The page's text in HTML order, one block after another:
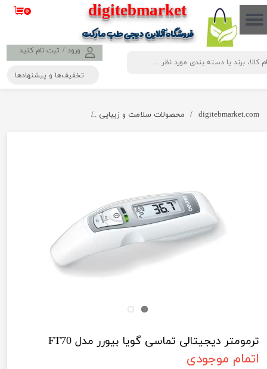
​​​​​​​​digitebmarket
فروشگاه آنلاین دیجی طب مارکت
ورود / ثبت نام کنید
حساب کاربری من
تغییر گذر واژه
۰
تخفیف‌ها و پیشنهادها
digitebmarket.com محصولات سلامت و زیبایی
ترمومتر دیجیتالی تماسی گویا بیورر مدل FT70
اتمام موجودی